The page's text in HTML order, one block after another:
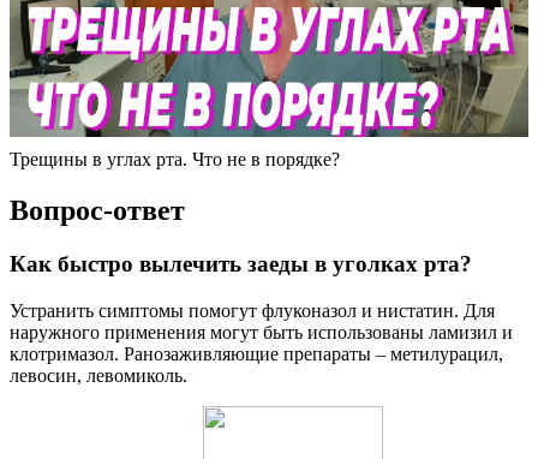
Трещины в углах рта. Что не в порядке?
Вопрос-ответ
Как быстро вылечить заеды в уголках рта?
Устранить симптомы помогут флуконазол и нистатин. Для
наружного применения могут быть использованы ламизил и
клотримазол. Ранозаживляющие препараты – метилурацил,
левосин, левомиколь.